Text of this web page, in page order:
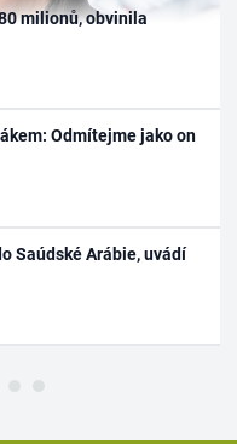
milionů, obvinila
Odmítejme jako on
Saúdské Arábie, uvádí